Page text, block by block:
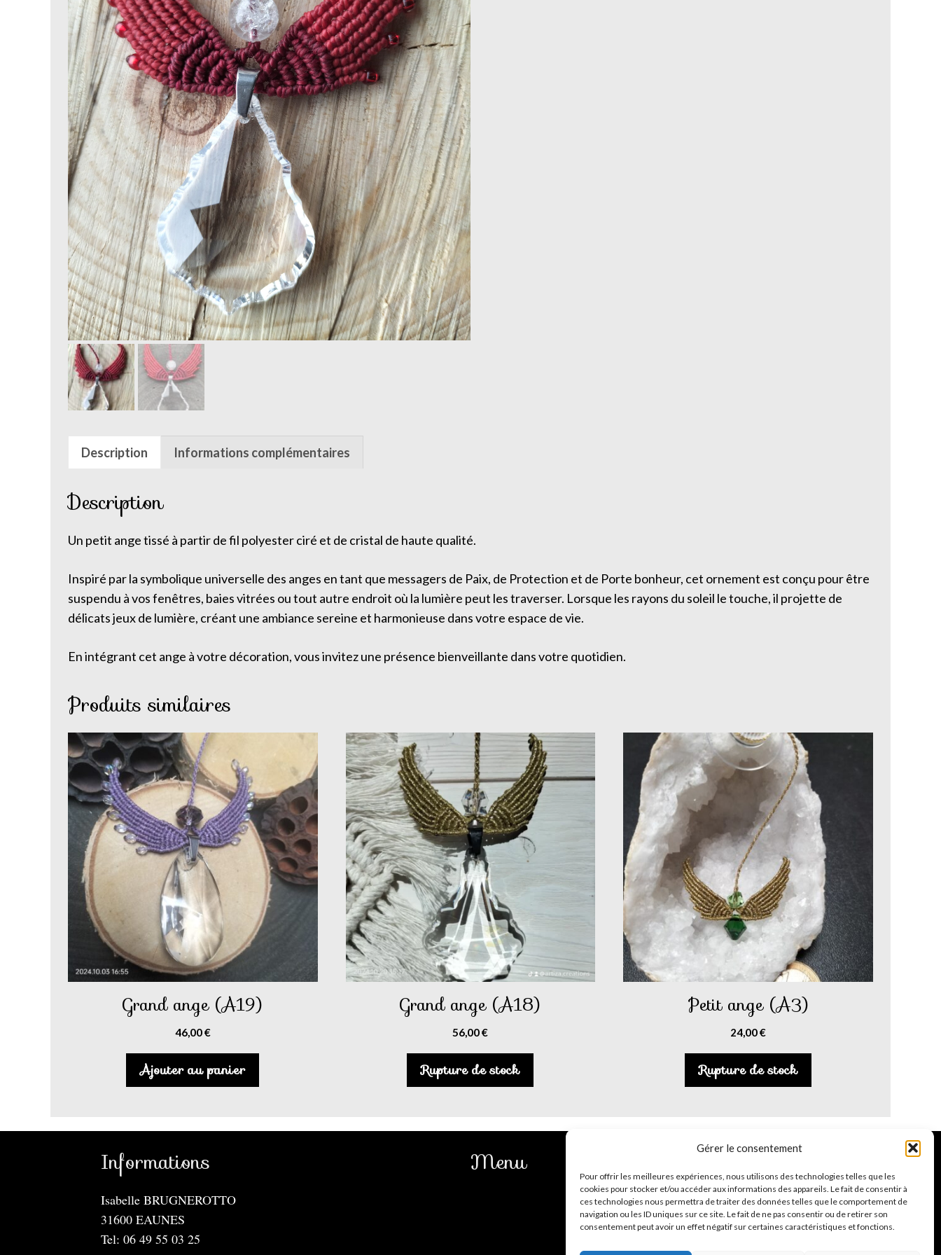
Gérer le consentement
Pour offrir les meilleures expériences, nous utilisons des technologies telles que les
cookies pour stocker et/ou accéder aux informations des appareils. Le fait de consentir à
ces technologies nous permettra de traiter des données telles que le comportement de
navigation ou les ID uniques sur ce site. Le fait de ne pas consentir ou de retirer son
consentement peut avoir un effet négatif sur certaines caractéristiques et fonctions.
Description Informations complémentaires
Description
Un petit ange tissé à partir de fil polyester ciré et de cristal de haute qualité.
Inspiré par la symbolique universelle des anges en tant que messagers de Paix, de Protection et de Porte bonheur, cet ornement est conçu pour être
suspendu à vos fenêtres, baies vitrées ou tout autre endroit où la lumière peut les traverser. Lorsque les rayons du soleil le touche, il projette de
délicats jeux de lumière, créant une ambiance sereine et harmonieuse dans votre espace de vie.
En intégrant cet ange à votre décoration, vous invitez une présence bienveillante dans votre quotidien.
Produits similaires
Grand ange (A19)
46,00€
Ajouter au panier
Grand ange (A18)
56,00€
Rupture de stock
Petit ange (A3)
24,00€
Rupture de stock
Informations
Isabelle BRUGNEROTTO
31600 EAUNES
Tel: 06 49 55 03 25
Menu Suivez-moi
Facebook InstagramTikTok